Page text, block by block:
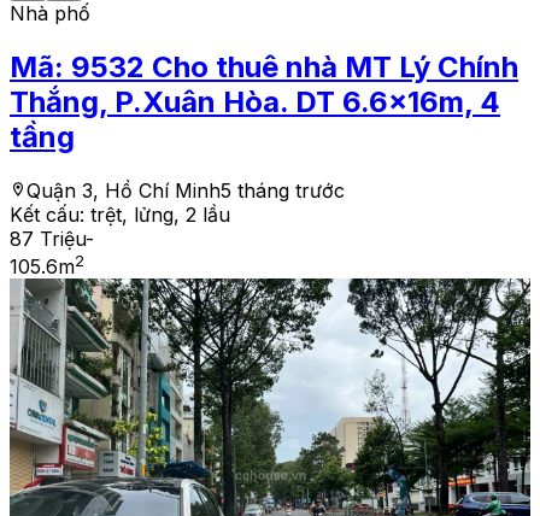
Nhà phố
Mã: 9532 Cho thuê nhà MT Lý Chính
Thắng, P.Xuân Hòa. DT 6.6x16m, 4
tầng
Quận 3, Hồ Chí Minh5 tháng trước
Kết cấu: trệt, lửng, 2 lầu
87 Triệu-
105.6m2